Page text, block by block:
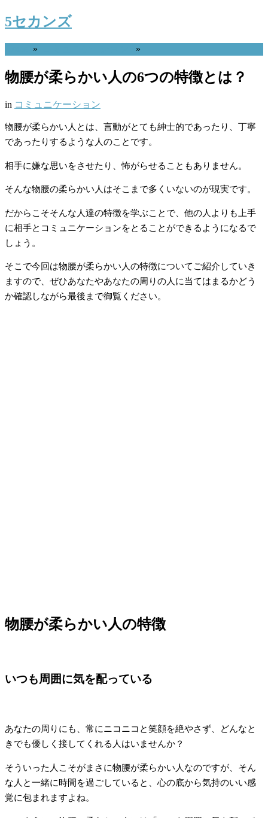
5セカンズ
» »
物腰が柔らかい人の6つの特徴とは？
in コミュニケーション
物腰が柔らかい人とは、言動がとても紳士的であったり、丁寧
であったりするような人のことです。
相手に嫌な思いをさせたり、怖がらせることもありません。
そんな物腰の柔らかい人はそこまで多くいないのが現実です。
だからこそそんな人達の特徴を学ぶことで、他の人よりも上手
に相手とコミュニケーションをとることができるようになるで
しょう。
そこで今回は物腰が柔らかい人の特徴についてご紹介していき
ますので、ぜひあなたやあなたの周りの人に当てはまるかどう
か確認しながら最後まで御覧ください。
物腰が柔らかい人の特徴
いつも周囲に気を配っている
あなたの周りにも、常にニコニコと笑顔を絶やさず、どんなと
きでも優しく接してくれる人はいませんか？
そういった人こそがまさに物腰が柔らかい人なのですが、そん
な人と一緒に時間を過ごしていると、心の底から気持のいい感
覚に包まれますよね。